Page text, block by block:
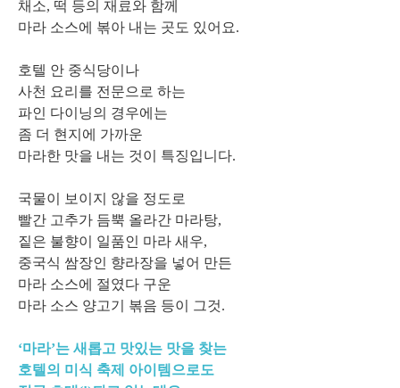
채소, 떡 등의 재료와 함께
마라 소스에 볶아 내는 곳도 있어요.
호텔 안 중식당이나
사천 요리를 전문으로 하는
파인 다이닝의 경우에는
좀 더 현지에 가까운
마라한 맛을 내는 것이 특징입니다.
국물이 보이지 않을 정도로
빨간 고추가 듬뿍 올라간 마라탕,
짙은 불향이 일품인 마라 새우,
중국식 쌈장인 향라장을 넣어 만든
마라 소스에 절였다 구운
마라 소스 양고기 볶음 등이 그것.
‘마라’는 새롭고 맛있는 맛을 찾는
호텔의 미식 축제 아이템으로도